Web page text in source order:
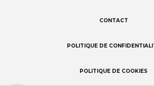
CONTACT
POLITIQUE DE
POLITIQUE DE COOKIES